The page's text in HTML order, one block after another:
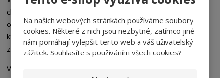
Na našich webových stránkách používáme soubory
cookies. Některé z nich jsou nezbytné, zatímco jiné
nám pomáhají vylepšit tento web a váš uživatelský
zážitek. Souhlasíte s používáním všech cookies?
charakteristickými stromečkovitými sloupky na lícní a
obloučky na rubní straně. Vazba je doplněna výplňkovou nití,
která je vedena po rubové straně pleteniny. Přidaná nit
zvyšuje pevnost, savost a objem pleteniny.
VÝPLŇKOVÁ PLETENINA – počesaná Zátažná pletenina s